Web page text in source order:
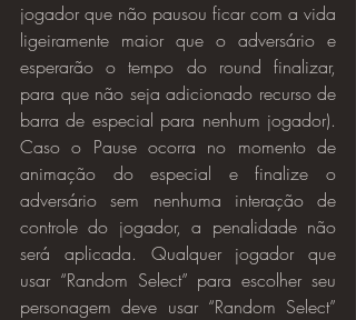
jogador que não pausou ficar com a vida
ligeiramente maior que o adversário e
esperarão o tempo do round finalizar,
para que não seja adicionado recurso de
barra de especial para nenhum jogador).
Caso o Pause ocorra no momento de
animação do especial e finalize o
adversário sem nenhuma interação de
controle do jogador, a penalidade não
será aplicada. Qualquer jogador que
usar “Random Select” para escolher seu
personagem deve usar “Random Select”